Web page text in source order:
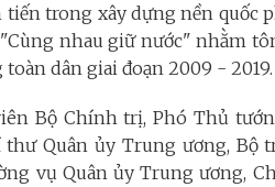
trong xây dựng nền quốc
nhau giữ nước" nhằm
dân giai đoạn 2009 - 2019.
Bộ Chính trị, Phó Thủ
Quân ủy Trung ương, Bộ
vụ Quân ủy Trung ương,